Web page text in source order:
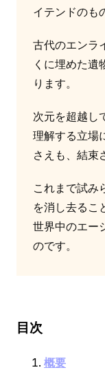
イテンドのも
古代のエンラ
くに埋めた遺
ります。
次元を超越し
理解する立場
さえも、結束
これまで試み
を消し去るこ
世界中のエー
のです。
目次
概要